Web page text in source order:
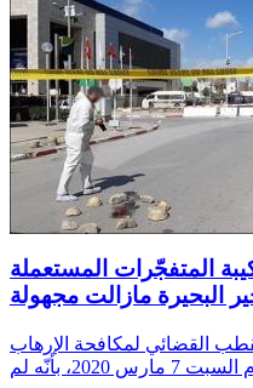
المتفجّرات المستعملة
البحيرة مازالت مجهولة
القضائي لمكافحة الإرهاب